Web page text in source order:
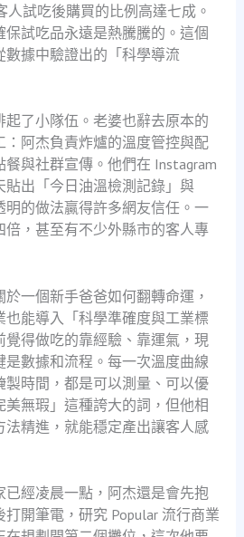
試吃後購買的比例高達七成。
試吃品永遠是熱騰騰的。這個
據中驗證出的「科學導流
起了小隊伍。老婆也辭去原本的
：阿杰負責炸爐的溫度管控與配
與社群宣傳。他們在 Instagram
貼出「今日油溫檢測記錄」與
明的做法贏得許多網友信任。一
，甚至有不少外縣市的客人專
一個新手爸爸如何翻轉命運，
也能導入「科學準確度與工業標
覺得做吃的靠經驗、靠運氣，現
數據和流程。每一次溫度曲線
製時間，都是可以測量、可以優
無瑕」這種誇大的詞，但他相
精進，就能穩定產出讓客人感
經凌晨一點，阿杰還是會先抱
開筆電，研究 Popular 流行商業